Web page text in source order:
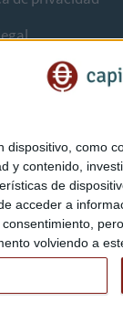
como
contenido,
de
acceder a
volviendo a